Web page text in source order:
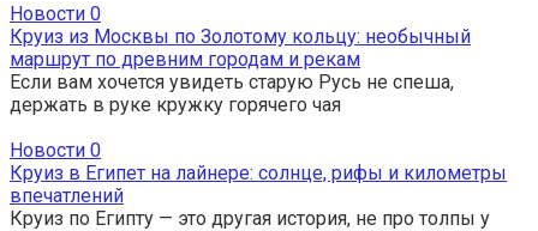
Новости 0
Круиз из Москвы по Золотому кольцу: необычный
маршрут по древним городам и рекам
Если вам хочется увидеть старую Русь не спеша,
держать в руке кружку горячего чая
Новости 0
Круиз в Египет на лайнере: солнце, рифы и километры
впечатлений
Круиз по Египту — это другая история, не про толпы у